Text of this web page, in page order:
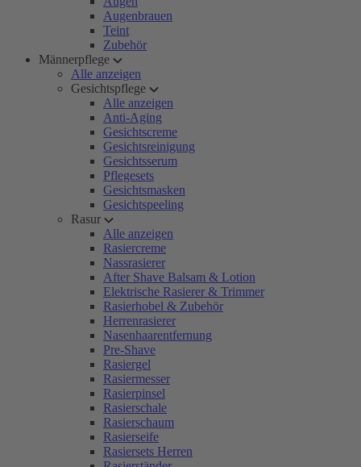
Augenbrauen
Teint
Zubehör
Männerpflege
Alle anzeigen
Gesichtspflege
Alle anzeigen
Anti-Aging
Gesichtscreme
Gesichtsreinigung
Gesichtsserum
Pflegesets
Gesichtsmasken
Gesichtspeeling
Rasur
Alle anzeigen
Rasiercreme
Nassrasierer
After Shave Balsam & Lotion
Elektrische Rasierer & Trimmer
Rasierhobel & Zubehör
Herrenrasierer
Nasenhaarentfernung
Pre-Shave
Rasiergel
Rasiermesser
Rasierpinsel
Rasierschale
Rasierschaum
Rasierseife
Rasiersets Herren